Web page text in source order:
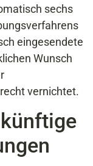
sechs
eingesendete
Wunsch
vernichtet.